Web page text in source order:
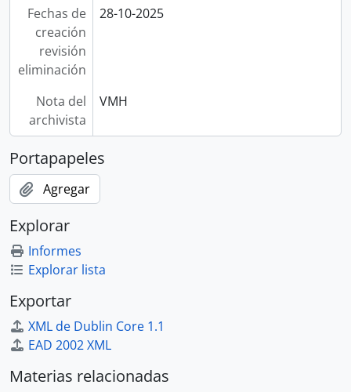
Fechas de
creación
revisión
eliminación
28-10-2025
Nota del
archivista
VMH
Portapapeles
Agregar
Explorar
Informes
Explorar lista
Exportar
XML de Dublin Core 1.1
EAD 2002 XML
Materias relacionadas